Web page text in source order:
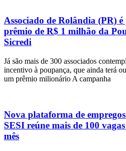
Associado de Rolândia (PR)
prêmio de R$ 1 milhão da
Sicredi
Já são mais de 300 associados
incentivo à poupança, que ainda terá
um prêmio milionário A campanha
Nova plataforma de
SESI reúne mais de 100
mês